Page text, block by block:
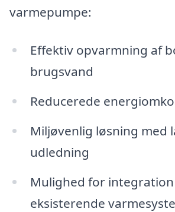
varmepumpe:
Effektiv opvarmning af
brugsvand
Reducerede
Miljøvenlig løsning med
udledning
Mulighed for
eksisterende